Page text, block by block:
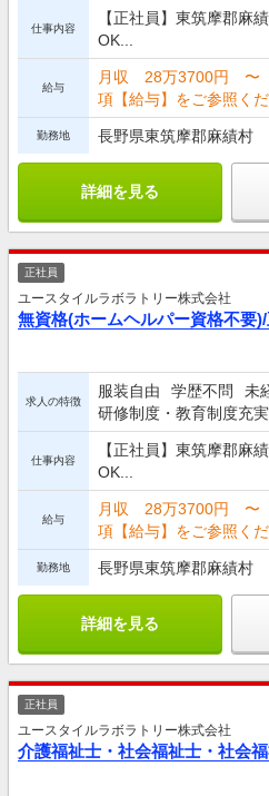
仕事内容
【正社員】東筑摩郡麻
OK...
給与
月収 28万3700円 〜
項【給与】をご参照くだ
勤務地 長野県東筑摩郡麻績村
詳細を見る
正社員
ユースタイルラボラトリー株式会社
無資格(ホームヘルパー資格不要
求人の特徴
服装自由 学歴不問
未
研修制度・教育制度充実
仕事内容
【正社員】東筑摩郡麻
OK...
給与
月収 28万3700円 〜
項【給与】をご参照くだ
勤務地 長野県東筑摩郡麻績村
詳細を見る
正社員
ユースタイルラボラトリー株式会社
介護福祉士・社会福祉士・社会